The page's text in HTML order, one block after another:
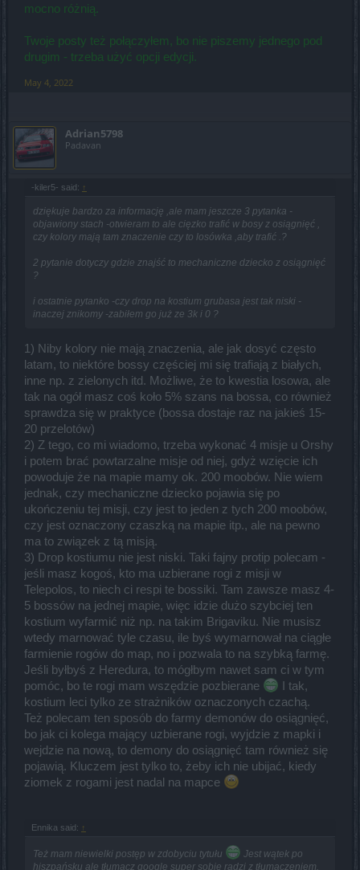
mocno różnią.
Twoje posty też połączyłem, bo nie piszemy jednego pod
drugim - trzeba użyć opcji edycji.
May 4, 2022
Adrian5798
Padavan
-kiler5- said: ↑
dziękuje bardzo za informację ,ale mam jeszcze 3 pytanka -
objawiony stach -otwieram to ale cięzko trafić w bosy z osiągnięć ,
czy kolory mają tam znaczenie czy to losówka ,aby trafić .?
2 pytanie dotyczy gdzie znajść to mechaniczne dziecko z osiągnięć
?
i ostatnie pytanko -czy drop na kostium grubasa jest tak niski -
inaczej znikomy -zabiłem go już ze 3k i 0 ?
1) Niby kolory nie mają znaczenia, ale jak dosyć często
latam, to niektóre bossy częściej mi się trafiają z białych,
inne np. z zielonych itd. Możliwe, że to kwestia losowa, ale
tak na ogół masz coś koło 5% szans na bossa, co również
sprawdza się w praktyce (bossa dostaje raz na jakieś 15-
20 przelotów)
2) Z tego, co mi wiadomo, trzeba wykonać 4 misje u Orshy
i potem brać powtarzalne misje od niej, gdyż wzięcie ich
powoduje że na mapie mamy ok. 200 moobów. Nie wiem
jednak, czy mechaniczne dziecko pojawia się po
ukończeniu tej misji, czy jest to jeden z tych 200 moobów,
czy jest oznaczony czaszką na mapie itp., ale na pewno
ma to związek z tą misją.
3) Drop kostiumu nie jest niski. Taki fajny protip polecam -
jeśli masz kogoś, kto ma uzbierane rogi z misji w
Telepolos, to niech ci respi te bossiki. Tam zawsze masz 4-
5 bossów na jednej mapie, więc idzie dużo szybciej ten
kostium wyfarmić niż np. na takim Brigaviku. Nie musisz
wtedy marnować tyle czasu, ile byś wymarnował na ciągłe
farmienie rogów do map, no i pozwala to na szybką farmę.
Jeśli byłbyś z Heredura, to mógłbym nawet sam ci w tym
pomóc, bo te rogi mam wszędzie pozbierane
I tak,
kostium leci tylko ze strażników oznaczonych czachą.
Też polecam ten sposób do farmy demonów do osiągnięć,
bo jak ci kolega mający uzbierane rogi, wyjdzie z mapki i
wejdzie na nową, to demony do osiągnięć tam również się
pojawią. Kluczem jest tylko to, żeby ich nie ubijać, kiedy
ziomek z rogami jest nadal na mapce
Ennika said: ↑
Też mam niewielki postęp w zdobyciu tytułu
Jest wątek po
hiszpańsku ale tłumacz google super sobie radzi z tłumaczeniem.